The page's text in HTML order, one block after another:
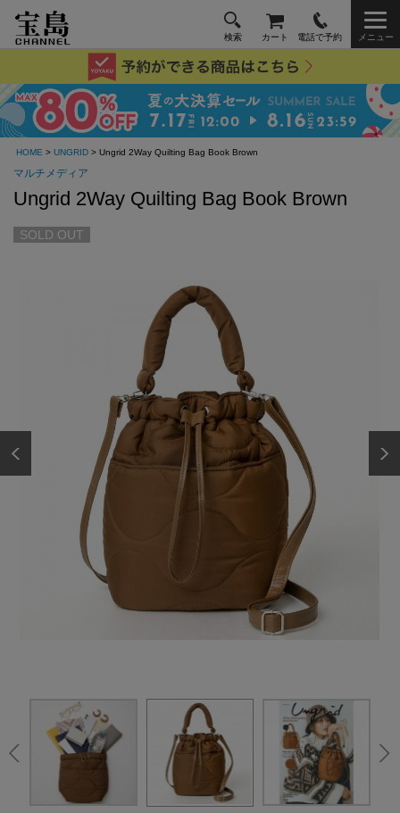
検索 カート 電話で予約 メニュー
HOME > UNGRID> Ungrid 2Way Quilting Bag Book Brown
マルチメディア
Ungrid 2Way Quilting Bag Book Brown
SOLD OUT